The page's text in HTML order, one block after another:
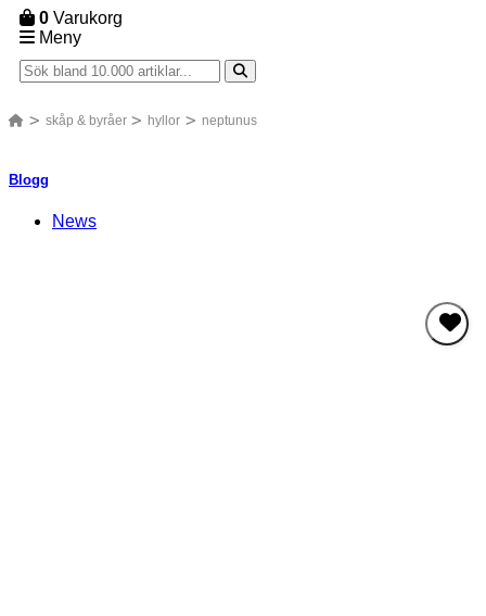
0 Varukorg
Meny
skåp & byråer hyllor neptunus
Blogg
News